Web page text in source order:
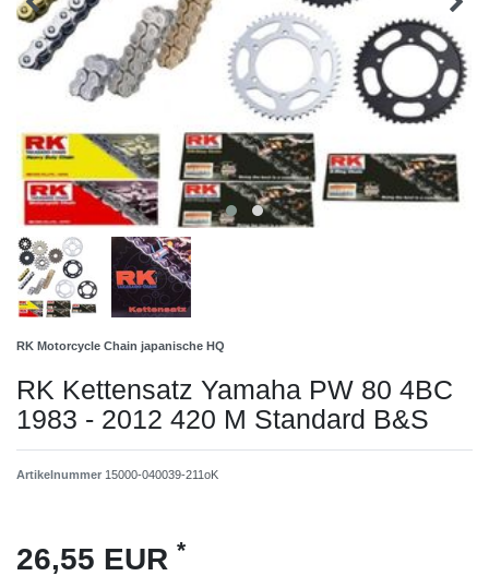
RK Motorcycle Chain japanische HQ
RK Kettensatz Yamaha PW 80 4BC
1983 - 2012 420 M Standard B&S
Artikelnummer 15000-040039-211oK
26,55 EUR *